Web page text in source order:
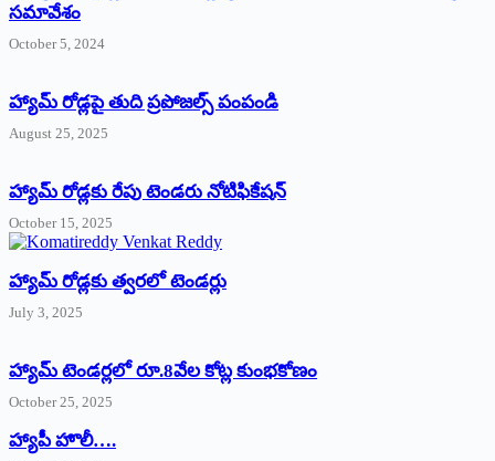
సమావేశం
October 5, 2024
హ్యామ్‌ రోడ్లపై తుది ప్రపోజల్స్‌ పంపండి
August 25, 2025
హ్యామ్‌ రోడ్లకు రేపు టెండరు నోటిఫికేషన్‌
October 15, 2025
హ్యామ్‌ రోడ్లకు త్వరలో టెండర్లు
July 3, 2025
హ్యామ్‌ ‌టెండర్లలో రూ.8వేల కోట్ల కుంభకోణం
October 25, 2025
హ్యాపీ హొలీ….